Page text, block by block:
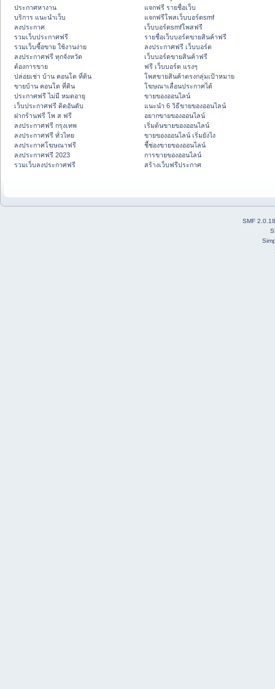
ประกาศหางาน
บริการ แนะนำเว็บ
ลงประกาศ
รวมเว็บประกาศฟรี
รวมเว็บซื้อขาย ใช้งานง่าย
ลงประกาศฟรี ทุกจังหวัด
ต้องการขาย
ปล่อยเช่า บ้าน คอนโด ที่ดิน
ขายบ้าน คอนโด ที่ดิน
ประกาศฟรี ไม่มี หมดอายุ
เว็บประกาศฟรี ติดอันดับ
ฝากร้านฟรี โพ ส ฟรี
ลงประกาศฟรี กรุงเทพ
ลงประกาศฟรี ทั่วไทย
ลงประกาศโฆษณาฟรี
ลงประกาศฟรี 2023
รวมเว็บลงประกาศฟรี
แจกฟรี รายชื่อเว็บ
แจกฟรีโพสเว็บบอร์ดsmf
เว็บบอร์ดsmfโพสฟรี
รายชื่อเว็บบอร์ดขายสินค้าฟรี
ลงประกาศฟรี เว็บบอร์ด
เว็บบอร์ดขายสินค้าฟรี
ฟรี เว็บบอร์ด แรงๆ
โพสขายสินค้าตรงกลุ่มเป้าหมาย
โฆษณาเลื่อนประกาศได้
ขายของออนไลน์
แนะนำ 6 วิธีขายของออนไลน์
อยากขายของออนไลน์
เริ่มต้นขายของออนไลน์
ขายของออนไลน์ เริ่มยังไง
ชี้ช่องขายของออนไลน์
การขายของออนไลน์
สร้างเว็บฟรีประกาศ
SMF 2.0.18